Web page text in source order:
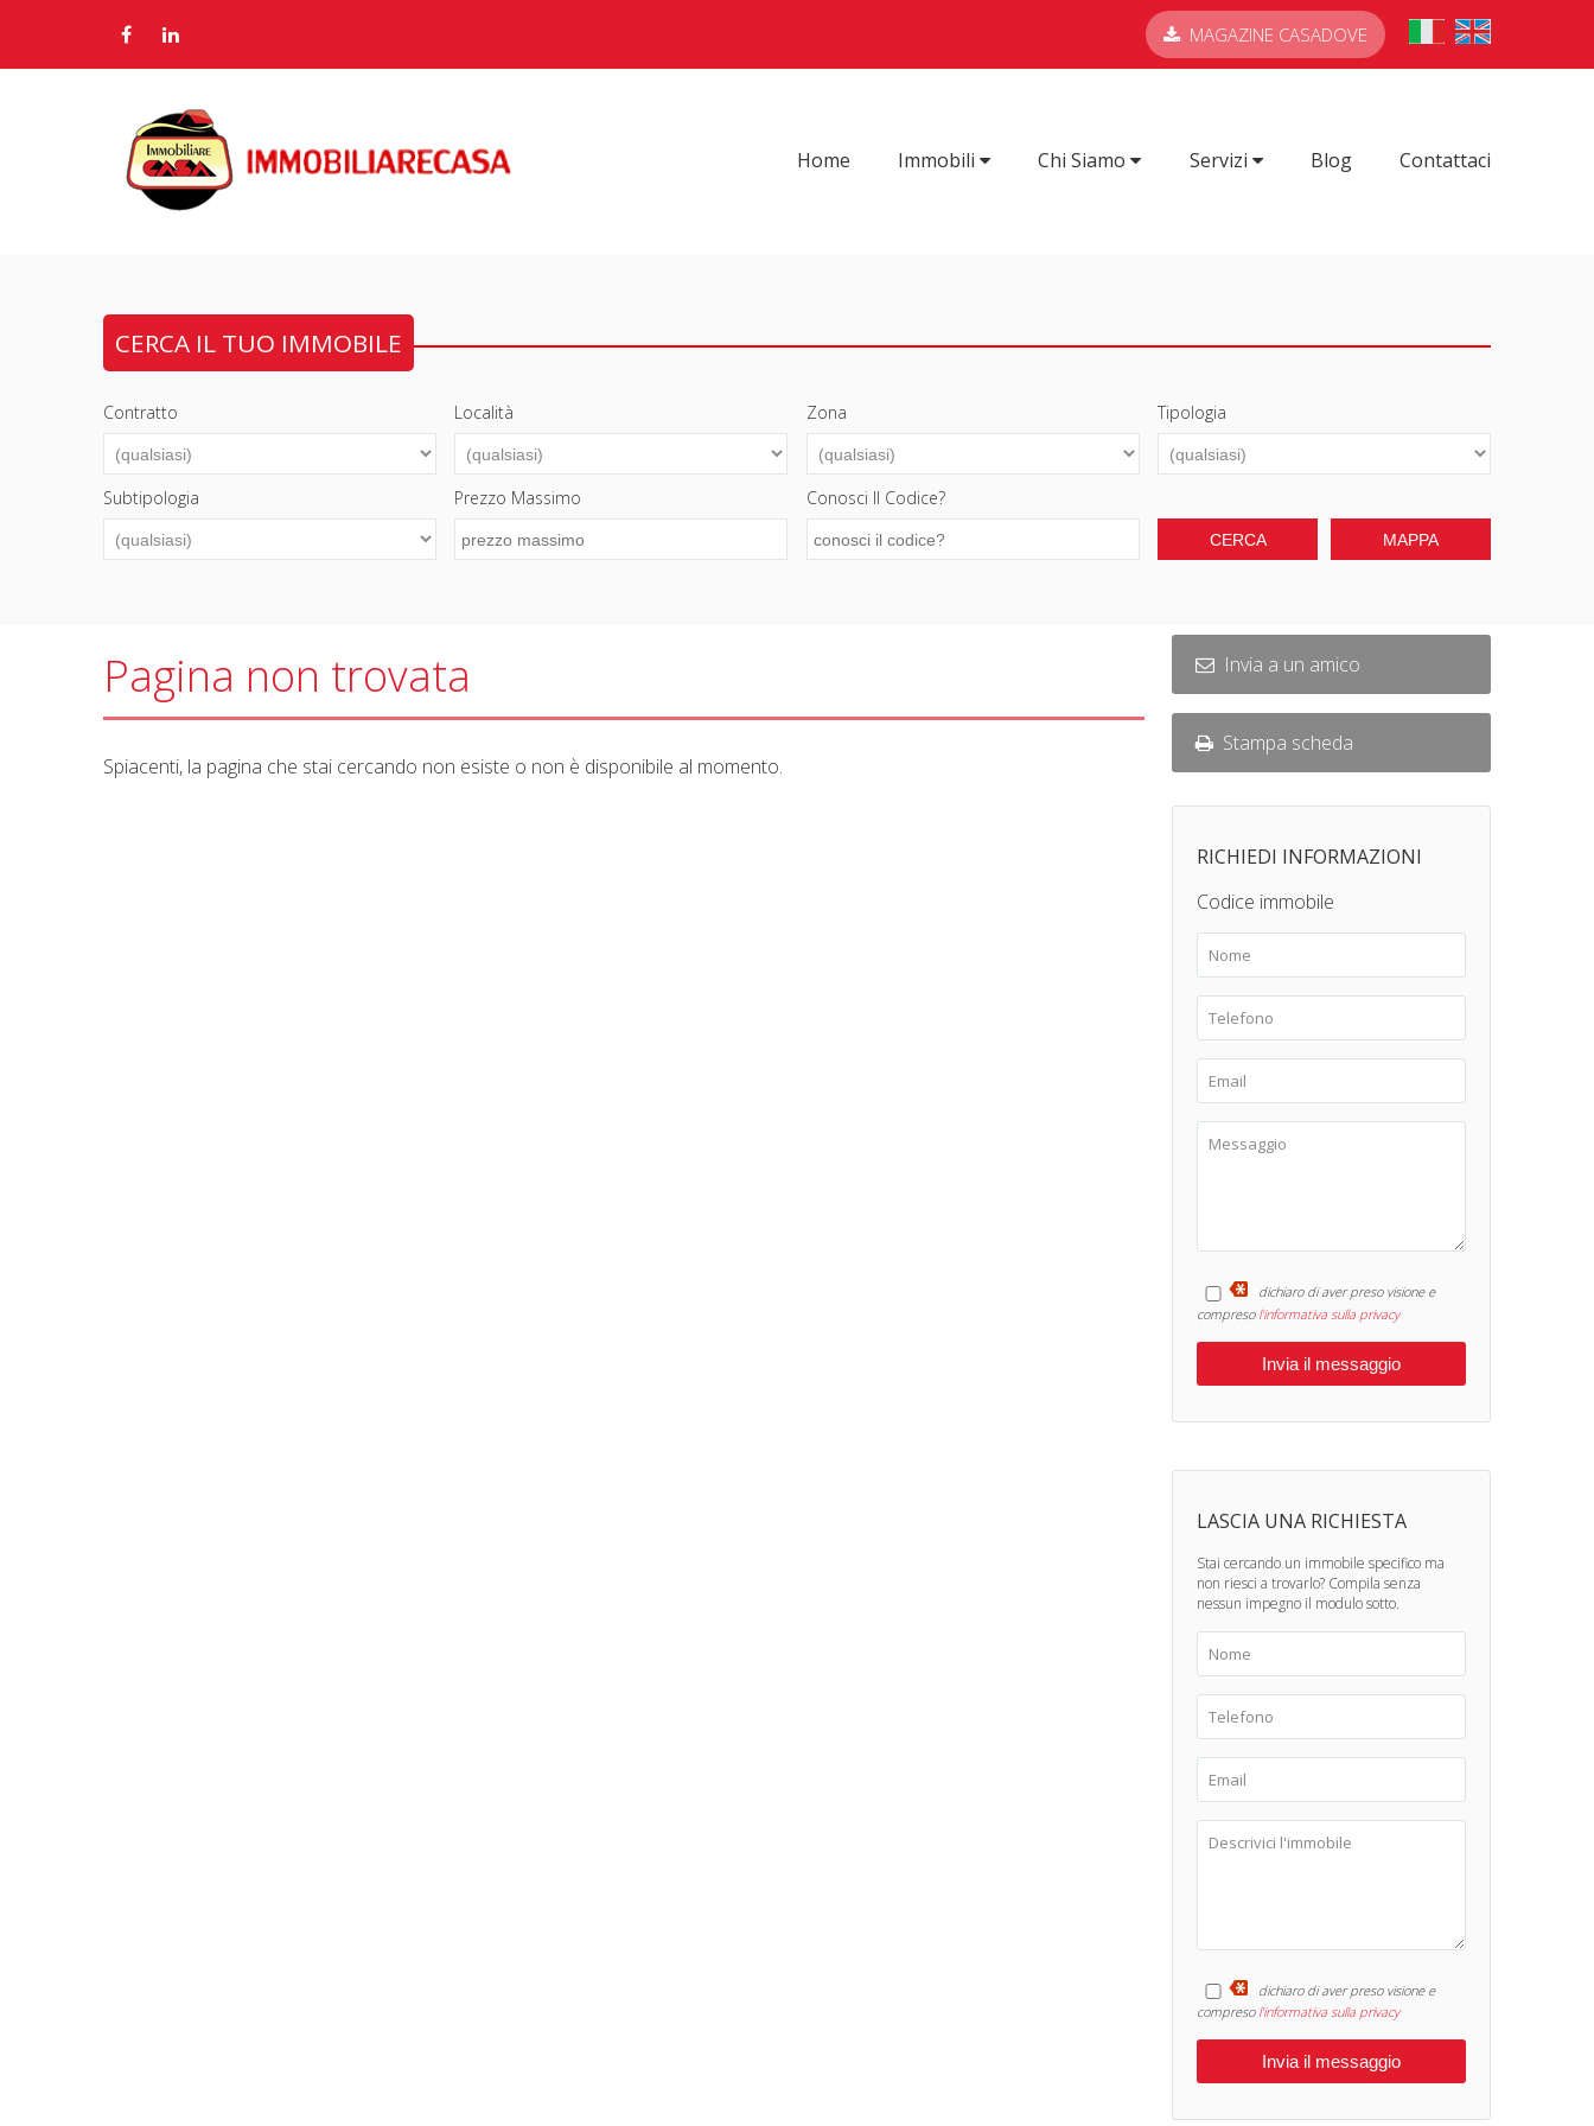
MAGAZINE CASADOVE
Home Immobili Chi Siamo Servizi Blog Contattaci
CERCA IL TUO IMMOBILE
Contratto Località Zona Tipologia
Subtipologia Prezzo Massimo Conosci Il Codice?
Pagina non trovata
Spiacenti, la pagina che stai cercando non esiste o non è disponibile al momento.
Invia a un amico
Stampa scheda
RICHIEDI INFORMAZIONI
Codice immobile
dichiaro di aver preso visione e
compreso l'informativa sulla privacy
LASCIA UNA RICHIESTA
Stai cercando un immobile specifico ma
non riesci a trovarlo? Compila senza
nessun impegno il modulo sotto.
dichiaro di aver preso visione e
compreso l'informativa sulla privacy